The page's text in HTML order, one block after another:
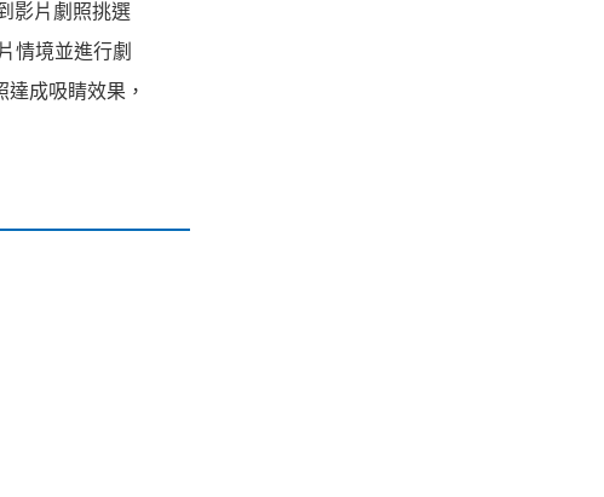
影片劇照挑選
情境並進行劇
成吸睛效果，